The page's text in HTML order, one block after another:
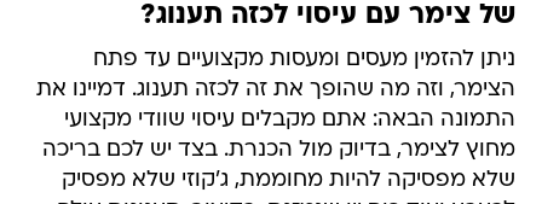
של צימר עם עיסוי לכזה תענוג?
ניתן להזמין מעסים ומעסות מקצועיים עד פתח
הצימר, וזה מה שהופך את זה לכזה תענוג. דמיינו את
התמונה הבאה: אתם מקבלים עיסוי שוודי מקצועי
מחוץ לצימר, בדיוק מול הכנרת. בצד יש לכם בריכה
שלא מפסיקה להיות מחוממת, ג'קוזי שלא מפסיק